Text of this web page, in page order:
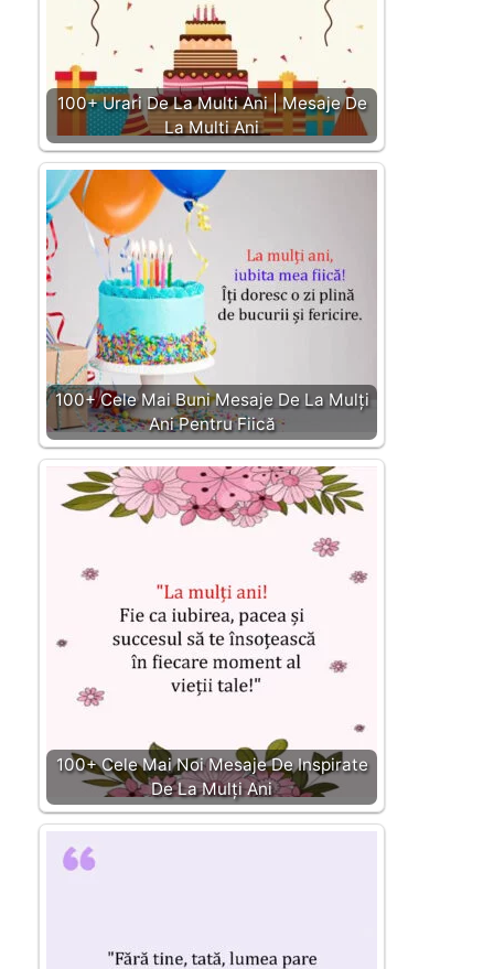
100+ Urari De La Multi Ani | Mesaje De
La Multi Ani
100+ Cele Mai Buni Mesaje De La Mulți
Ani Pentru Fiică
100+ Cele Mai Noi Mesaje De Inspirate
De La Mulți Ani